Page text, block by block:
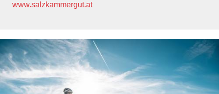
www.salzkammergut.at